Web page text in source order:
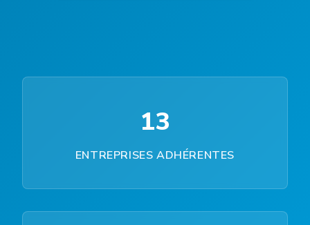
13
ENTREPRISES ADHÉRENTES